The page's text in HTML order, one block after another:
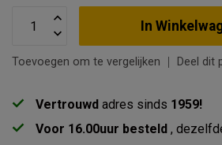
In
Toevoegen om te vergelijken Deel dit
Vertrouwd adres sinds 1959!
Voor 16.00uur besteld ,